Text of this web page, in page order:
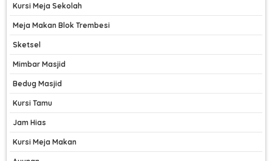
Kursi Meja Sekolah
Meja Makan Blok Trembesi
Sketsel
Mimbar Masjid
Bedug Masjid
Kursi Tamu
Jam Hias
Kursi Meja Makan